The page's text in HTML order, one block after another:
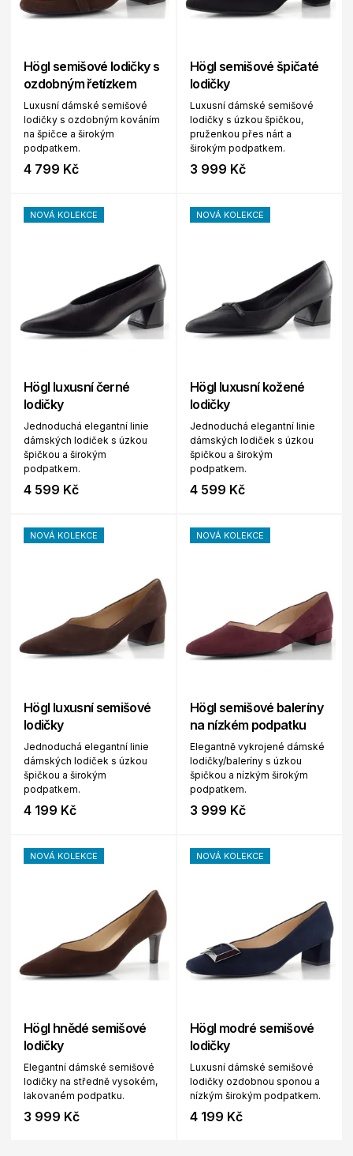
Högl semišové lodičky s
ozdobným řetízkem
Luxusní dámské semišové
lodičky s ozdobným kováním
na špičce a širokým
podpatkem.
4 799 Kč
Högl semišové špičaté
lodičky
Luxusní dámské semišové
lodičky s úzkou špičkou,
pruženkou přes nárt a
širokým podpatkem.
3 999 Kč
NOVÁ KOLEKCE
Högl luxusní černé
lodičky
Jednoduchá elegantní linie
dámských lodiček s úzkou
špičkou a širokým
podpatkem.
4 599 Kč
NOVÁ KOLEKCE
Högl luxusní kožené
lodičky
Jednoduchá elegantní linie
dámských lodiček s úzkou
špičkou a širokým
podpatkem.
4 599 Kč
NOVÁ KOLEKCE
Högl luxusní semišové
lodičky
Jednoduchá elegantní linie
dámských lodiček s úzkou
špičkou a širokým
podpatkem.
4 199 Kč
NOVÁ KOLEKCE
Högl semišové baleríny
na nízkém podpatku
Elegantně vykrojené dámské
lodičky/baleríny s úzkou
špičkou a nízkým širokým
podpatkem.
3 999 Kč
NOVÁ KOLEKCE
Högl hnědé semišové
lodičky
Elegantní dámské semišové
lodičky na středně vysokém,
lakovaném podpatku.
3 999 Kč
NOVÁ KOLEKCE
Högl modré semišové
lodičky
Luxusní dámské semišové
lodičky ozdobnou sponou a
nízkým širokým podpatkem.
4 199 Kč